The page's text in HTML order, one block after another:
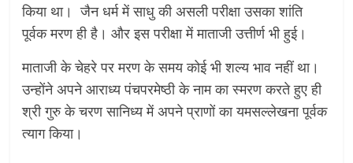
किया था। जैन धर्म में साधु की असली परीक्षा उसका शांति
पूर्वक मरण ही है। और इस परीक्षा में माताजी उत्तीर्ण भी हुई।
माताजी के चेहरे पर मरण के समय कोई भी शल्य भाव नहीं था।
उन्होंने अपने आराध्य पंचपरमेष्ठी के नाम का स्मरण करते हुए ही
श्री गुरु के चरण सानिध्य में अपने प्राणों का यमसल्लेखना पूर्वक
त्याग किया।